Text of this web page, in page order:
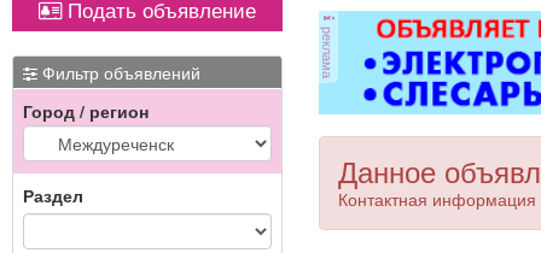
оборудованием,
имеется парковка, торг
уместен.
Подать объявление
Фильтр объявлений
Город / регион
Раздел
реклама
Данное
Контактная информация